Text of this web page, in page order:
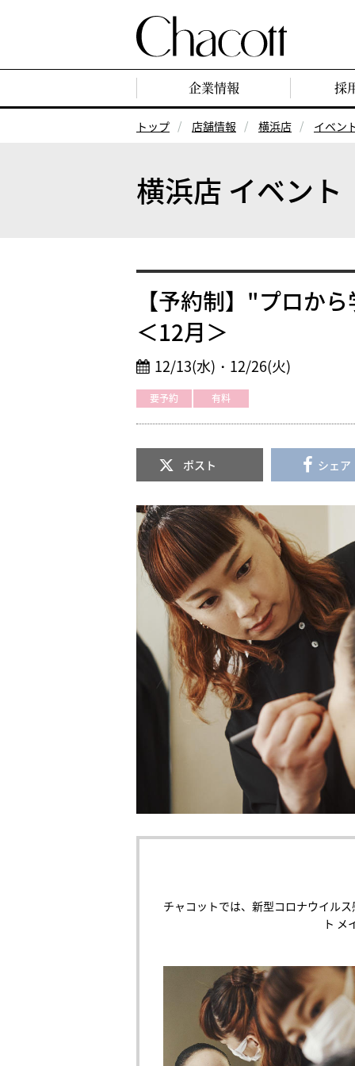
企業情報 採
トップ 店舗情報 横浜店 イベン
横浜店 イベント
【予約制】"プロか
＜12月＞
12/13(水)・12/26(火)
要予約 有料
ポスト シェア
チャコットでは、新型コロナウイル
ト メ